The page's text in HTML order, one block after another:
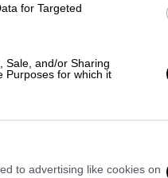
for Targeted
Sale, and/or Sharing
Purposes for which it
to advertising like cookies on